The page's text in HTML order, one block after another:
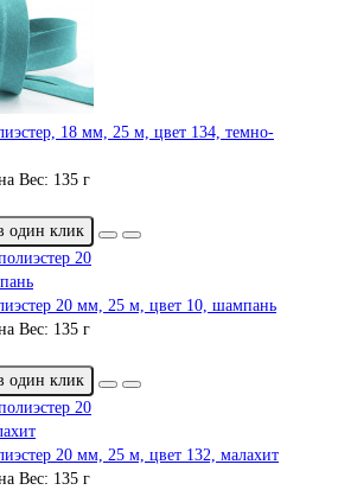
18 мм, 25 м, цвет 134, темно-
Вес: 135 г
один клик
20 мм, 25 м, цвет 10, шампань
Вес: 135 г
один клик
20 мм, 25 м, цвет 132, малахит
Вес: 135 г